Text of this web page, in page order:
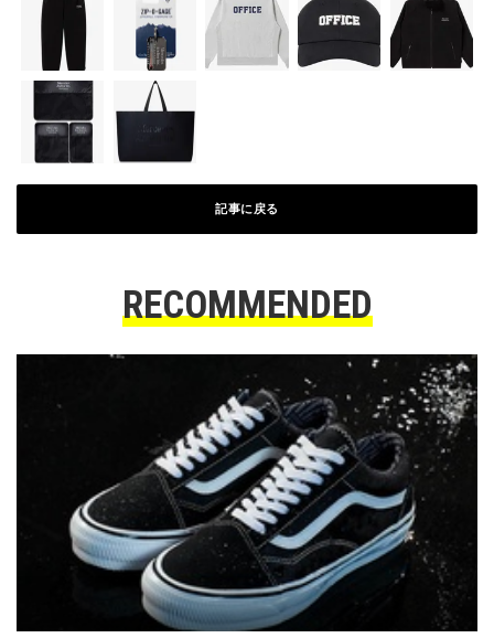
記事に戻る
RECOMMENDED